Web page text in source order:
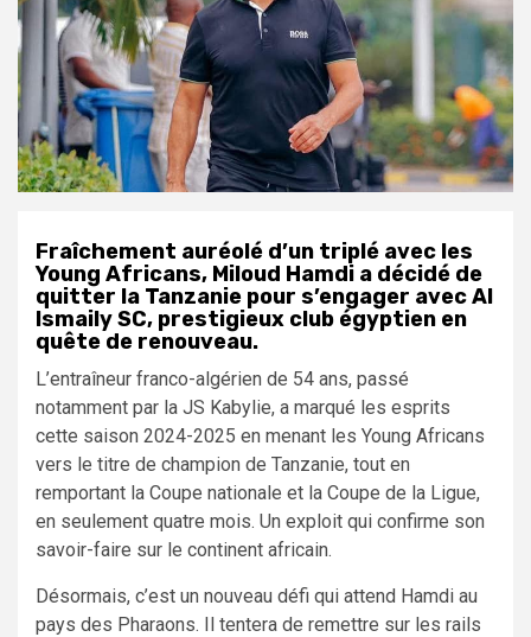
Fraîchement auréolé d’un triplé avec les
Young Africans, Miloud Hamdi a décidé de
quitter la Tanzanie pour s’engager avec Al
Ismaily SC, prestigieux club égyptien en
quête de renouveau.
L’entraîneur franco-algérien de 54 ans, passé
notamment par la JS Kabylie, a marqué les esprits
cette saison 2024-2025 en menant les Young Africans
vers le titre de champion de Tanzanie, tout en
remportant la Coupe nationale et la Coupe de la Ligue,
en seulement quatre mois. Un exploit qui confirme son
savoir-faire sur le continent africain.
Désormais, c’est un nouveau défi qui attend Hamdi au
pays des Pharaons. Il tentera de remettre sur les rails